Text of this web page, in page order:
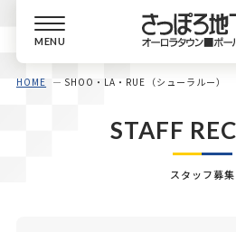
MENU
HOME SHOO・LA・RUE（シューラルー）
STAFF
スタッフ募集